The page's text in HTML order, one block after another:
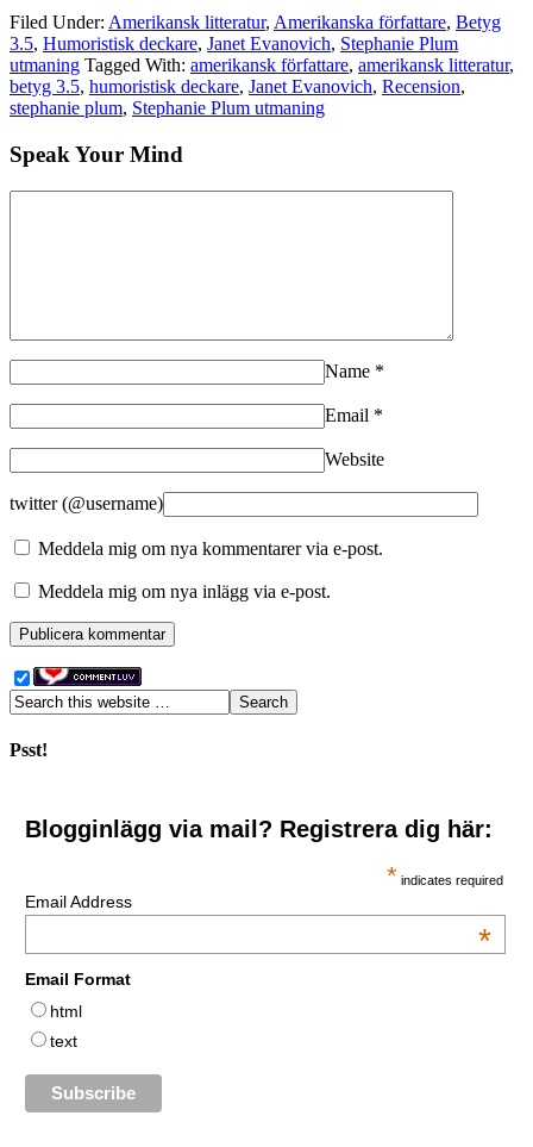
Filed Under: Amerikansk litteratur, Amerikanska författare, Betyg
3.5, Humoristisk deckare, Janet Evanovich, Stephanie Plum
utmaning Tagged With: amerikansk författare, amerikansk litteratur,
betyg 3.5, humoristisk deckare, Janet Evanovich, Recension,
stephanie plum, Stephanie Plum utmaning
Speak Your Mind
Name *
Email *
Website
twitter (@username)
Meddela mig om nya kommentarer via e-post.
Meddela mig om nya inlägg via e-post.
Psst!
Blogginlägg via mail? Registrera dig här:
* indicates required
Email Address
*
Email Format
html
text